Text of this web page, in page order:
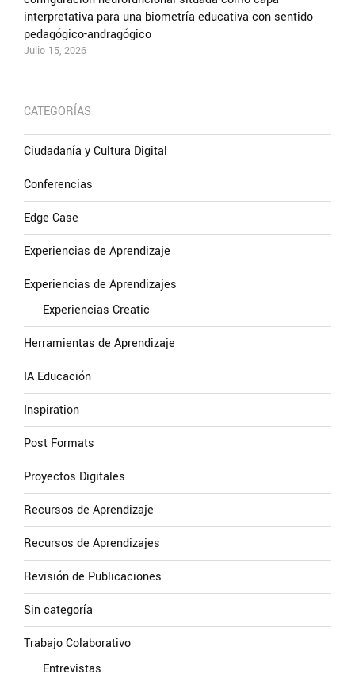
interpretativa para una biometría educativa con sentido
pedagógico-andragógico
Julio 15, 2026
CATEGORÍAS
Ciudadanía y Cultura Digital
Conferencias
Edge Case
Experiencias de Aprendizaje
Experiencias de Aprendizajes
Experiencias Creatic
Herramientas de Aprendizaje
IA Educación
Inspiration
Post Formats
Proyectos Digitales
Recursos de Aprendizaje
Recursos de Aprendizajes
Revisión de Publicaciones
Sin categoría
Trabajo Colaborativo
Entrevistas